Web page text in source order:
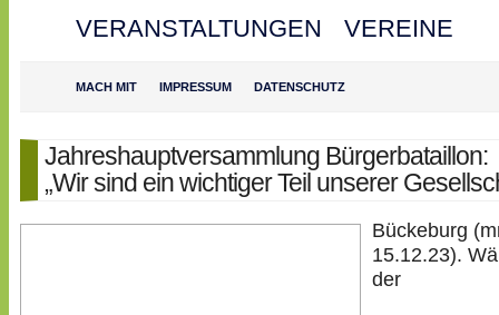
VERANSTALTUNGEN
VEREINE
MACH MIT IMPRESSUM DATENSCHUTZ
Jahreshauptversammlung Bürgerbataillon:
„Wir sind ein wichtiger Teil unserer
Bückeburg
15.12.23).
der